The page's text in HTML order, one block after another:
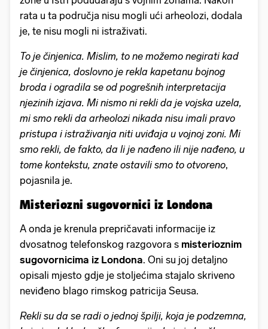
rata u ta područja nisu mogli ući arheolozi, dodala
je, te nisu mogli ni istraživati.
To je činjenica. Mislim, to ne možemo negirati kad
je činjenica, doslovno je rekla kapetanu bojnog
broda i ogradila se od pogrešnih interpretacija
njezinih izjava. Mi nismo ni rekli da je vojska uzela,
mi smo rekli da arheolozi nikada nisu imali pravo
pristupa i istraživanja niti uviđaja u vojnoj zoni. Mi
smo rekli, de fakto, da li je nađeno ili nije nađeno, u
tome kontekstu, znate ostavili smo to otvoreno,
pojasnila je.
Misteriozni sugovornici iz Londona
A onda je krenula prepričavati informacije iz
dvosatnog telefonskog razgovora s misterioznim
sugovornicima iz Londona. Oni su joj detaljno
opisali mjesto gdje je stoljećima stajalo skriveno
neviđeno blago rimskog patricija Seusa.
Rekli su da se radi o jednoj špilji, koja je podzemna,